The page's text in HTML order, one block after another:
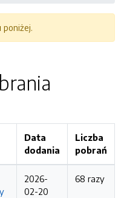
poniżej.
Data
dodania
Liczba
pobrań
2026-
02-20
68 razy